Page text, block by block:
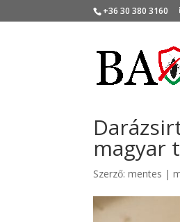
+36 30 380 3160
magyar
Szerző:mentes |